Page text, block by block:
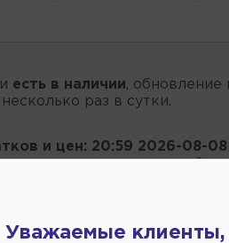
есть в наличии, обновление
раз в сутки.
и цен: 20:59 2026-08-08
о запчастях на этой
характер.
Уважаемые клиенты,